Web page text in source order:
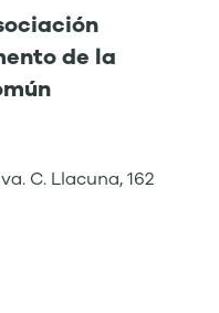
de la
C. Llacuna, 162